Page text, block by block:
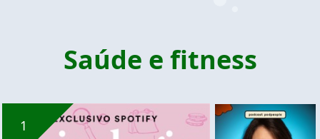
Saúde e fitness